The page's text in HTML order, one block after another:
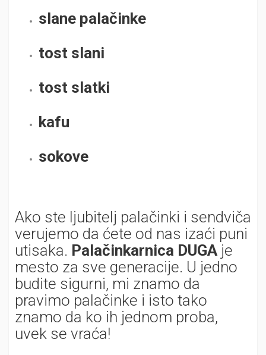
slane palačinke
tost slani
tost slatki
kafu
sokove
Ako ste ljubitelj palačinki i sendviča
verujemo da ćete od nas izaći puni
utisaka. Palačinkarnica DUGAje
mesto za sve generacije. U jedno
budite sigurni, mi znamo da
pravimo palačinke i isto tako
znamo da ko ih jednom proba,
uvek se vraća!